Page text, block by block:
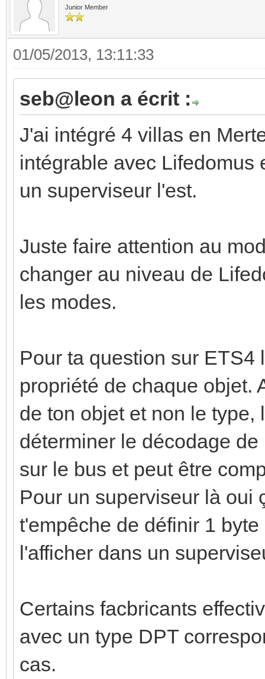
Junior Member
01/05/2013, 13:11:33
seb@leon a écrit :
J'ai intégré 4 villas en
intégrable avec Lifedomus
un superviseur l'est.
Juste faire attention au
changer au niveau de
les modes.
Pour ta question sur
propriété de chaque objet.
de ton objet et non le type,
déterminer le décodage
sur le bus et peut être
Pour un superviseur là oui
t'empêche de définir 1
l'afficher dans un
Certains facbricants
avec un type DPT
cas.